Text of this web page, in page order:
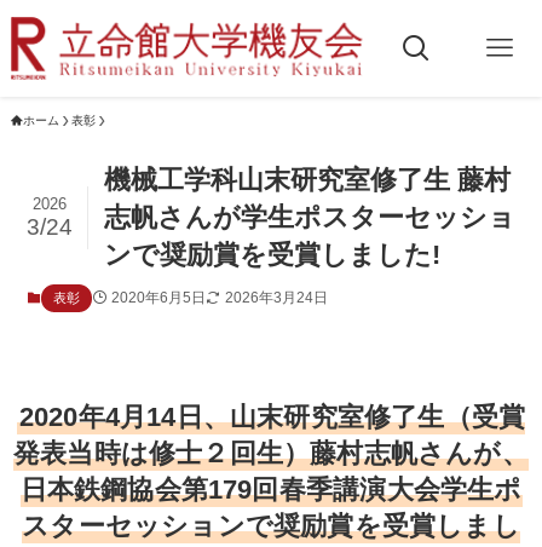
ホーム 表彰
機械工学科山末研究室修了生 藤村
志帆さんが学生ポスターセッショ
ンで奨励賞を受賞しました!
2026
3/24
表彰 2020年6月5日 2026年3月24日
2020年4月14日、山末研究室修了生（受賞
発表当時は修士２回生）藤村志帆さんが、
日本鉄鋼協会第179回春季講演大会学生ポ
スターセッションで奨励賞を受賞しまし